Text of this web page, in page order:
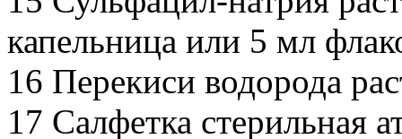
капельница или 5 мл
16 Перекиси водорода
17 Салфетка стерильная